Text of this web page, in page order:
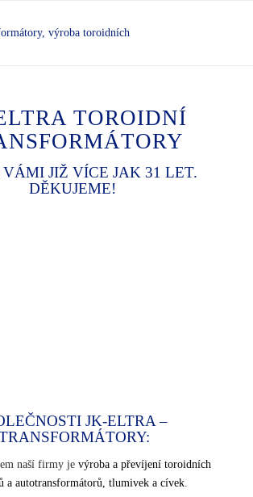
TOROIDNÍ
VÁMI JIŽ VÍCE JAK 31 LET.
DĚKUJEME!
JK-ELTRA –
naší firmy je výroba a převíjení toroidních
a autotransformátorů, tlumivek a cívek.